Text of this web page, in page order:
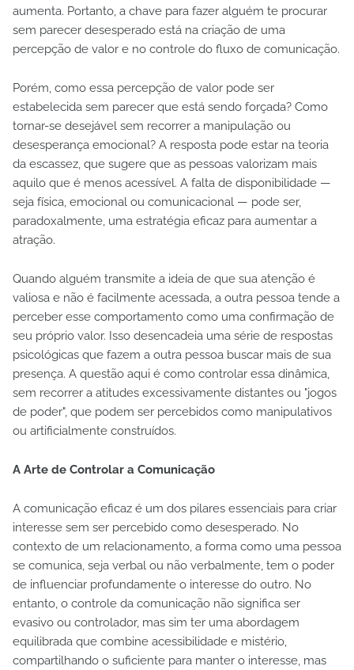
aumenta. Portanto, a chave para fazer alguém te procurar
sem parecer desesperado está na criação de uma
percepção de valor e no controle do fluxo de comunicação.
Porém, como essa percepção de valor pode ser
estabelecida sem parecer que está sendo forçada? Como
tornar-se desejável sem recorrer a manipulação ou
desesperança emocional? A resposta pode estar na teoria
da escassez, que sugere que as pessoas valorizam mais
aquilo que é menos acessível. A falta de disponibilidade —
seja física, emocional ou comunicacional — pode ser,
paradoxalmente, uma estratégia eficaz para aumentar a
atração.
Quando alguém transmite a ideia de que sua atenção é
valiosa e não é facilmente acessada, a outra pessoa tende a
perceber esse comportamento como uma confirmação de
seu próprio valor. Isso desencadeia uma série de respostas
psicológicas que fazem a outra pessoa buscar mais de sua
presença. A questão aqui é como controlar essa dinâmica,
sem recorrer a atitudes excessivamente distantes ou "jogos
de poder", que podem ser percebidos como manipulativos
ou artificialmente construídos.
A Arte de Controlar a Comunicação
A comunicação eficaz é um dos pilares essenciais para criar
interesse sem ser percebido como desesperado. No
contexto de um relacionamento, a forma como uma pessoa
se comunica, seja verbal ou não verbalmente, tem o poder
de influenciar profundamente o interesse do outro. No
entanto, o controle da comunicação não significa ser
evasivo ou controlador, mas sim ter uma abordagem
equilibrada que combine acessibilidade e mistério,
compartilhando o suficiente para manter o interesse, mas